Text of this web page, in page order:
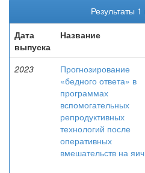
Результаты 1
Дата
выпуска
Название
2023
Прогнозирование
«бедного ответа» в
программах
вспомогательных
репродуктивных
технологий после
оперативных
вмешательств на